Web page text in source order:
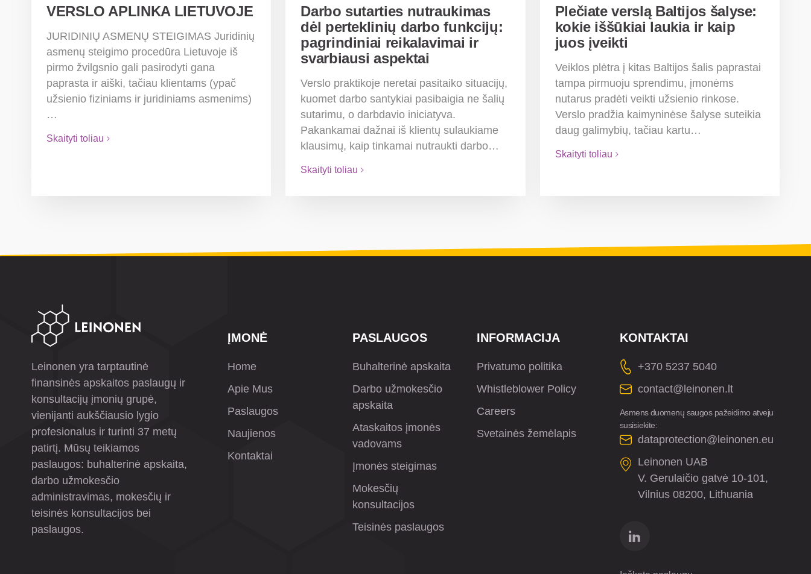
VERSLO APLINKA LIETUVOJE
JURIDINIŲ ASMENŲ STEIGIMAS Juridinių
asmenų steigimo procedūra Lietuvoje iš
pirmo žvilgsnio gali pasirodyti gana
paprasta ir aiški, tačiau klientams (ypač
užsienio fiziniams ir juridiniams asmenims)
…
Skaityti toliau
Darbo sutarties nutraukimas
dėl perteklinių darbo funkcijų:
pagrindiniai reikalavimai ir
svarbiausi aspektai
Verslo praktikoje neretai pasitaiko situacijų,
kuomet darbo santykiai pasibaigia ne šalių
sutarimu, o darbdavio iniciatyva.
Pakankamai dažnai iš klientų sulaukiame
klausimų, kaip tinkamai nutraukti darbo…
Skaityti toliau
Plečiate verslą Baltijos šalyse:
kokie iššūkiai laukia ir kaip
juos įveikti
Veiklos plėtra į kitas Baltijos šalis paprastai
tampa pirmuoju sprendimu, įmonėms
nutarus pradėti veikti užsienio rinkose.
Verslo pradžia kaimyninėse šalyse suteikia
daug galimybių, tačiau kartu…
Skaityti toliau
Leinonen yra tarptautinė
finansinės apskaitos paslaugų ir
konsultacijų įmonių grupė,
vienijanti aukščiausio lygio
profesionalus ir turinti 37 metų
patirtį. Mūsų teikiamos
paslaugos: buhalterinė apskaita,
darbo užmokesčio
administravimas, mokesčių ir
teisinės konsultacijos bei
paslaugos.
ĮMONĖ
Home
Apie Mus
Paslaugos
Naujienos
Kontaktai
PASLAUGOS
Buhalterinė apskaita
Darbo užmokesčio
apskaita
Ataskaitos įmonės
vadovams
Įmonės steigimas
Mokesčių
konsultacijos
Teisinės paslaugos
INFORMACIJA
Privatumo politika
Whistleblower Policy
Careers
Svetainės žemėlapis
KONTAKTAI
+370 5237 5040
contact@leinonen.lt
Asmens duomenų saugos pažeidimo atveju
susisiekite:
dataprotection@leinonen.eu
Leinonen UAB
V. Gerulaičio gatvė 10-101,
Vilnius 08200, Lithuania